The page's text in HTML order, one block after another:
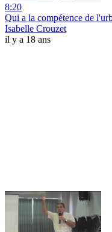
8:20
Qui a la compétence de
Isabelle Crouzet
il y a 18 ans